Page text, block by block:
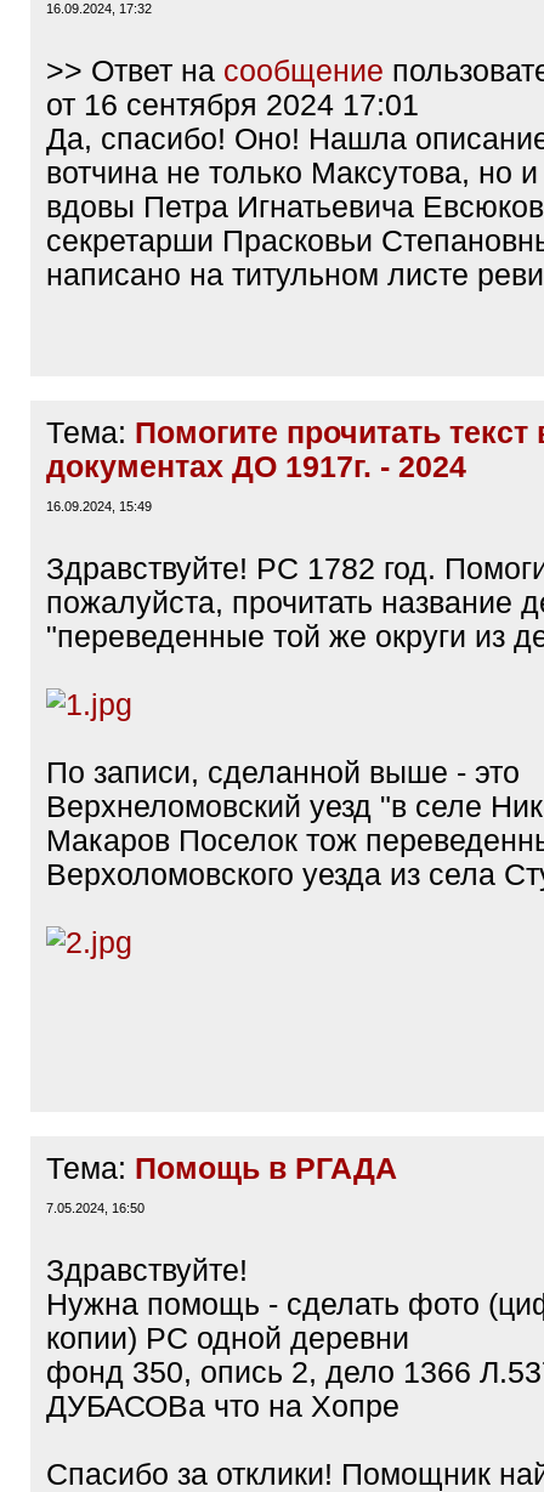
16.09.2024, 17:32
>> Ответ на сообщение
от 16 сентября 2024 17:01
Да, спасибо! Оно! Нашла
вотчина не только Максутова, но
вдовы Петра Игнатьевича
секретарши Прасковьи
написано на титульном листе
Тема: Помогите прочитать текст
документах ДО 1917г. - 2024
16.09.2024, 15:49
Здравствуйте! РС 1782 год.
пожалуйста, прочитать название
"переведенные той же округи из
По записи, сделанной выше - это
Верхнеломовский уезд "в селе
Макаров Поселок тож
Верхоломовского уезда из села
Тема: Помощь в РГАДА
7.05.2024, 16:50
Здравствуйте!
Нужна помощь - сделать фото
копии) РС одной деревни
фонд 350, опись 2, дело 1366
ДУБАСОВа что на Хопре
Спасибо за отклики! Помощник